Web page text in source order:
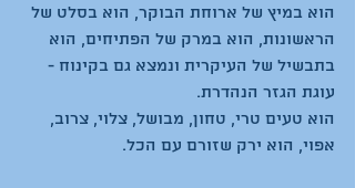
הוא במיץ של ארוחת הבוקר, הוא בסלט של
הראשונות, הוא במרק של הפתיחים, הוא
בתבשיל של העיקרית ונמצא גם בקינוח -
עוגת הגזר הנהדרת.
הוא טעים טרי, טחון, מבושל, צלוי, צרוב,
אפוי, הוא ירק שזורם עם הכל.